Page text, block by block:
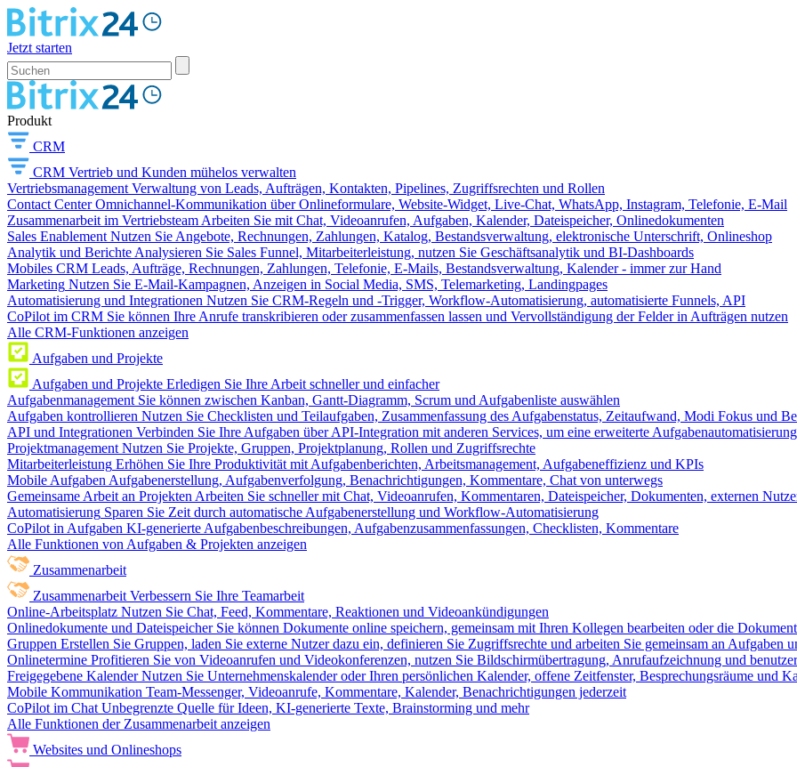
Jetzt starten
Produkt
CRM
CRM Vertrieb und Kunden mühelos verwalten
Vertriebsmanagement Verwaltung von Leads, Aufträgen, Kontakten, Pipelines, Zugriffsrechten und Rollen
Contact Center Omnichannel-Kommunikation über Onlineformulare, Website-Widget, Live-Chat, WhatsApp, Instagram, Telefonie, E-Mail
Zusammenarbeit im Vertriebsteam Arbeiten Sie mit Chat, Videoanrufen, Aufgaben, Kalender, Dateispeicher, Onlinedokumenten
Sales Enablement Nutzen Sie Angebote, Rechnungen, Zahlungen, Katalog, Bestandsverwaltung, elektronische Unterschrift, Onlineshop
Analytik und Berichte Analysieren Sie Sales Funnel, Mitarbeiterleistung, nutzen Sie Geschäftsanalytik und BI-Dashboards
Mobiles CRM Leads, Aufträge, Rechnungen, Zahlungen, Telefonie, E-Mails, Bestandsverwaltung, Kalender - immer zur Hand
Marketing Nutzen Sie E-Mail-Kampagnen, Anzeigen in Social Media, SMS, Telemarketing, Landingpages
Automatisierung und Integrationen Nutzen Sie CRM-Regeln und -Trigger, Workflow-Automatisierung, automatisierte Funnels, API
CoPilot im CRM Sie können Ihre Anrufe transkribieren oder zusammenfassen lassen und Vervollständigung der Felder in Aufträgen nutzen
Alle CRM-Funktionen anzeigen
Aufgaben und Projekte
Aufgaben und Projekte Erledigen Sie Ihre Arbeit schneller und einfacher
Aufgabenmanagement Sie können zwischen Kanban, Gantt-Diagramm, Scrum und Aufgabenliste auswählen
Aufgaben kontrollieren Nutzen Sie Checklisten und Teilaufgaben, Zusammenfassung des Aufgabenstatus, Zeitaufwand, Modi Fokus und
API und Integrationen Verbinden Sie Ihre Aufgaben über API-Integration mit anderen Services, um eine erweiterte
Projektmanagement Nutzen Sie Projekte, Gruppen, Projektplanung, Rollen und Zugriffsrechte
Mitarbeiterleistung Erhöhen Sie Ihre Produktivität mit Aufgabenberichten, Arbeitsmanagement, Aufgabeneffizienz und KPIs
Mobile Aufgaben Aufgabenerstellung, Aufgabenverfolgung, Benachrichtigungen, Kommentare, Chat von unterwegs
Gemeinsame Arbeit an Projekten Arbeiten Sie schneller mit Chat, Videoanrufen, Kommentaren, Dateispeicher, Dokumenten, externen
Automatisierung Sparen Sie Zeit durch automatische Aufgabenerstellung und Workflow-Automatisierung
CoPilot in Aufgaben KI-generierte Aufgabenbeschreibungen, Aufgabenzusammenfassungen, Checklisten, Kommentare
Alle Funktionen von Aufgaben & Projekten anzeigen
Zusammenarbeit
Zusammenarbeit Verbessern Sie Ihre Teamarbeit
Online-Arbeitsplatz Nutzen Sie Chat, Feed, Kommentare, Reaktionen und Videoankündigungen
Onlinedokumente und Dateispeicher Sie können Dokumente online speichern, gemeinsam mit Ihren Kollegen bearbeiten oder die
Gruppen Erstellen Sie Gruppen, laden Sie externe Nutzer dazu ein, definieren Sie Zugriffsrechte und arbeiten Sie gemeinsam an Aufgaben
Onlinetermine Profitieren Sie von Videoanrufen und Videokonferenzen, nutzen Sie Bildschirmübertragung, Anrufaufzeichnung und
Freigegebene Kalender Nutzen Sie Unternehmenskalender oder Ihren persönlichen Kalender, offene Zeitfenster, Besprechungsräume und
Mobile Kommunikation Team-Messenger, Videoanrufe, Kommentare, Kalender, Benachrichtigungen jederzeit
CoPilot im Chat Unbegrenzte Quelle für Ideen, KI-generierte Texte, Brainstorming und mehr
Alle Funktionen der Zusammenarbeit anzeigen
Websites und Onlineshops